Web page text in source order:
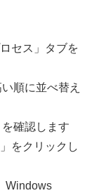
セス」タブを
順に並べ替え
確認します
をクリックし
Windows